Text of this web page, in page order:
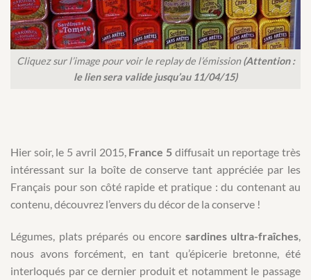
Cliquez sur l’image pour voir le replay de l’émission(Attention :
le lien sera valide jusqu’au 11/04/15)
Hier soir, le 5 avril 2015,France 5 diffusait un reportage très
intéressant sur la boîte de conserve tant appréciée par les
Français pour son côté rapide et pratique : du contenant au
contenu, découvrez l’envers du décor de la conserve !
Légumes, plats préparés ou encore sardines ultra-fraîches
nous avons forcément, en tant qu’épicerie bretonne, été
interloqués par ce dernier produit et notamment le passage